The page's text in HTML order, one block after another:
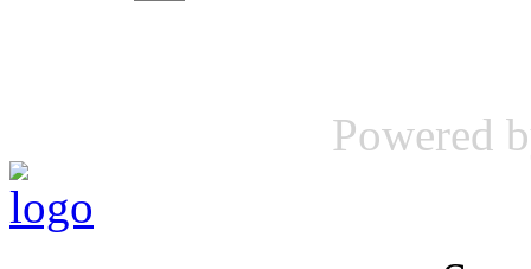
Powered